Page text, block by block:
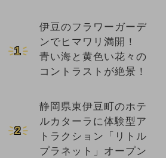
1
伊豆のフラワーガーデ
ンでヒマワリ満開！
青い海と黄色い花々の
コントラストが絶景！
2
静岡県東伊豆町のホテ
ルカターラに体験型ア
トラクション「リトル
プラネット」オープン